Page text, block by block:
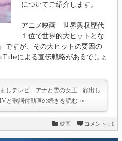
についてご紹介します。
アニメ映画 世界興収歴代
１位で世界的大ヒットとな
ですが、その大ヒットの要因の
による宣伝戦略があるでしょ
しテレビ アナと雪の女王 顔出し
と歌詞付動画の続きを読む »»
映画 コメント：0